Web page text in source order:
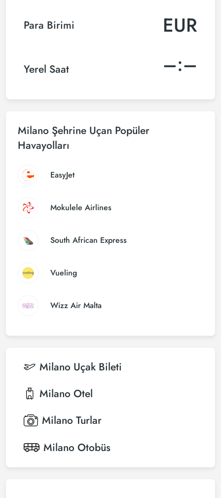
Para Birimi EUR
Yerel Saat –:–
Milano Şehrine Uçan Popüler
Havayolları
EasyJet
Mokulele Airlines
South African Express
Vueling
Wizz Air Malta
Milano Uçak Bileti
Milano Otel
Milano Turlar
Milano Otobüs